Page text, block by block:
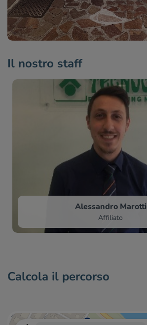
Il nostro staff
Alessandro Marotti
Affiliato
Calcola il percorso